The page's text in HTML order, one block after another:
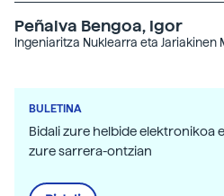
Peñalva Bengoa, Igor
Ingeniaritza Nuklearra eta Jariakinen
BULETINA
Bidali zure helbide elektronikoa
zure sarrera-ontzian